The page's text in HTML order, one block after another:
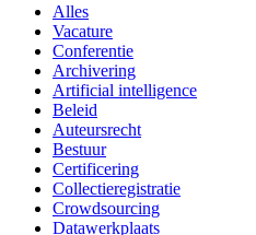
Alles
Vacature
Conferentie
Archivering
Artificial intelligence
Beleid
Auteursrecht
Bestuur
Certificering
Collectieregistratie
Crowdsourcing
Datawerkplaats